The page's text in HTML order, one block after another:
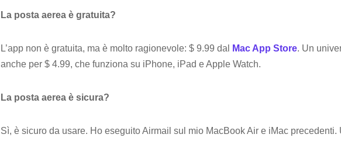
La posta aerea è gratuita?
L’app non è gratuita, ma è molto ragionevole: $ 9.99 dal Mac App Store. Un
anche per $ 4.99, che funziona su iPhone, iPad e Apple Watch.
La posta aerea è sicura?
Sì, è sicuro da usare. Ho eseguito Airmail sul mio MacBook Air e iMac precedenti.